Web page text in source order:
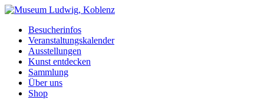
Besucherinfos
Veranstaltungs­kalender
Ausstellungen
Kunst entdecken
Sammlung
Über uns
Shop